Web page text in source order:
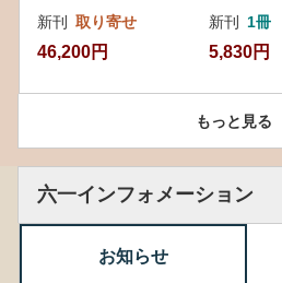
新刊 取り寄せ
46,200円
新刊 1冊
5,830円
もっと見る
六一インフォメーション
お知らせ